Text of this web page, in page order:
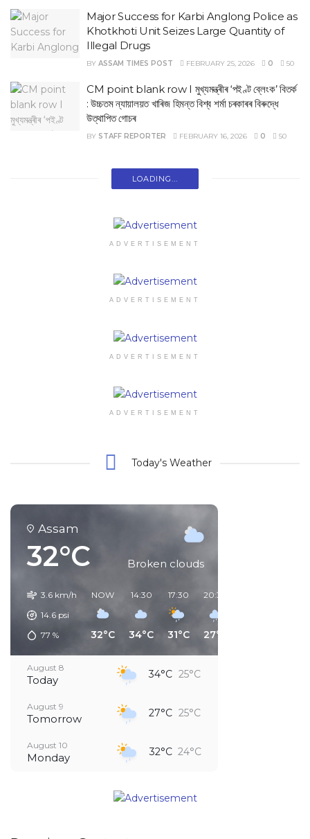
Major Success for Karbi Anglong Police as
Khotkhoti Unit Seizes Large Quantity of
Illegal Drugs
BY ASSAM TIMES POST FEBRUARY 25, 2026 0 50
CM point blank row I মুখ্যমন্ত্ৰীৰ ‘পইণ্ট ব্লেংক’ বিতৰ্ক
: উচ্চতম ন্যায়ালয়ত খাৰিজ হিমন্ত বিশ্ব শৰ্মা চৰকাৰৰ বিৰুদ্ধে
উত্থাপিত গোচৰ
BY STAFF REPORTER FEBRUARY 16, 2026 0 50
LOADING...
ADVERTISEMENT
ADVERTISEMENT
ADVERTISEMENT
ADVERTISEMENT
Today's Weather
Assam
32°C Broken clouds
3.6 km/h
14.6 psi
77 %
NOW
32°C
14:30
34°C
17:30
31°C
20:30
27°C
August 8
Today 34°C 25°C
August 9
Tomorrow 27°C 25°C
August 10
Monday 32°C 24°C
Wednesday